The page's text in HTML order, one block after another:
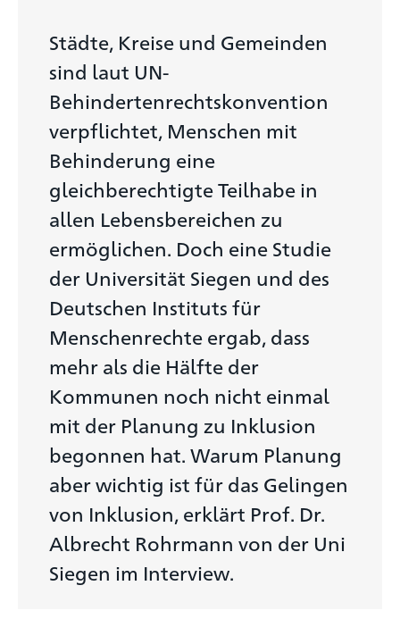
Städte, Kreise und Gemeinden
sind laut UN-
Behindertenrechtskonvention
verpflichtet, Menschen mit
Behinderung eine
gleichberechtigte Teilhabe in
allen Lebensbereichen zu
ermöglichen. Doch eine Studie
der Universität Siegen und des
Deutschen Instituts für
Menschenrechte ergab, dass
mehr als die Hälfte der
Kommunen noch nicht einmal
mit der Planung zu Inklusion
begonnen hat. Warum Planung
aber wichtig ist für das Gelingen
von Inklusion, erklärt Prof. Dr.
Albrecht Rohrmann von der Uni
Siegen im Interview.